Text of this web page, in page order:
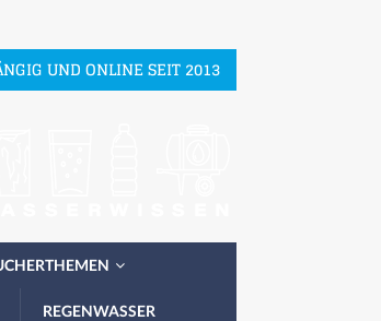
UND ONLINE SEIT 2013
REGENWASSER